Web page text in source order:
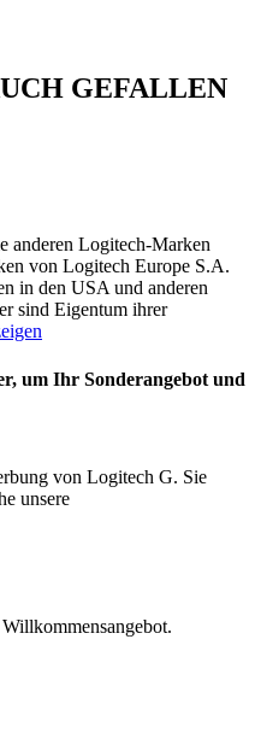
GEFALLEN
anderen Logitech-Marken
von Logitech Europe S.A.
in den USA und anderen
sind Eigentum ihrer
um Ihr Sonderangebot und
von Logitech G. Sie
unsere